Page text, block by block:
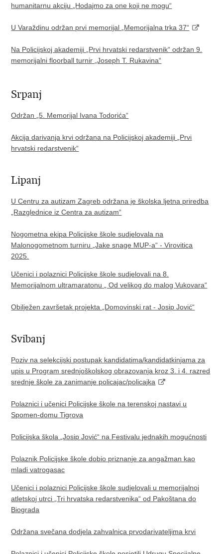
humanitarnu akciju „Hodajmo za one koji ne mogu“
U Varaždinu održan prvi memorijal „Memorijalna trka 37“
Na Policijskoj akademiji „Prvi hrvatski redarstvenik“ održan 9.
memorijalni floorball turnir „Joseph T. Rukavina“
Srpanj
Održan „5. Memorijal Ivana Todorića“
Akcija darivanja krvi održana na Policijskoj akademiji „Prvi
hrvatski redarstvenik“
Lipanj
U Centru za autizam Zagreb održana je školska ljetna priredba
„Razglednice iz Centra za autizam“
Nogometna ekipa Policijske škole sudjelovala na
Malonogometnom turniru „Jake snage MUP-a“ - Virovitica
2025.
Učenici i polaznici Policijske škole sudjelovali na 8.
Memorijalnom ultramaratonu „ Od velikog do malog Vukovara“
Obilježen završetak projekta „Domovinski rat - Josip Jović“​
Svibanj
Poziv na selekcijski postupak kandidatima/kandidatkinjama za
upis u Program srednjoškolskog obrazovanja kroz 3. i 4. razred
srednje škole za zanimanje policajac/policajka
Polaznici i učenici Policijske škole na terenskoj nastavi u
Spomen-domu Tigrova
Policijska škola „Josip Jović“ na Festivalu jednakih mogućnosti
Polaznik Policijske škole dobio priznanje za angažman kao
mladi vatrogasac
Učenici i polaznici Policijske škole sudjelovali u memorijalnoj
atletskoj utrci „Tri hrvatska redarstvenika“ od Pakoštana do
Biograda​
Održana svečana dodjela zahvalnica prvodarivateljima krvi